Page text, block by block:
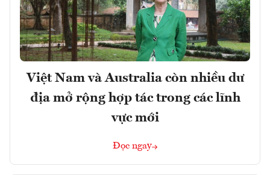
Việt Nam và Australia còn nhiều dư
địa mở rộng hợp tác trong các lĩnh
vực mới
Đọc ngay